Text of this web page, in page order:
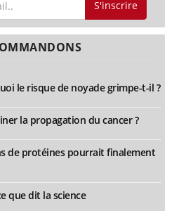
S'inscrire
le risque de noyade grimpe-t-il ?
la propagation du cancer ?
de protéines pourrait finalement
que dit la science